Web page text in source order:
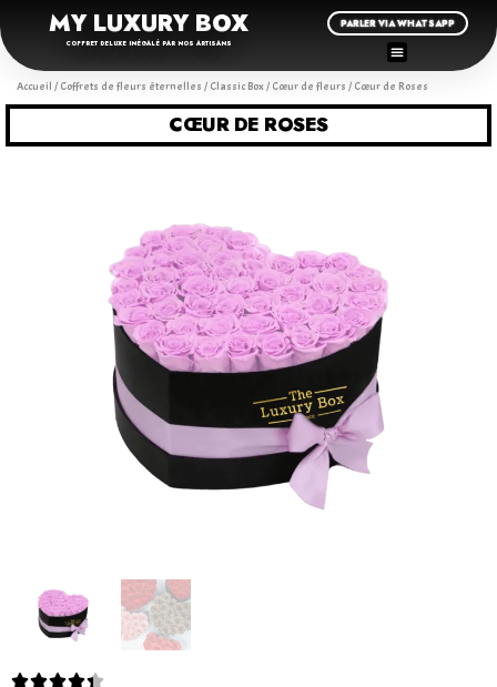
MY LUXURY BOX
COFFRET DELUXE INÉGALÉ PAR NOS ARTISANS
PARLER VIA WHATSAPP
Accueil / Coffrets de fleurs éternelles / Classic Box/ Cœur de fleurs / Cœur de Roses
CŒUR DE ROSES
